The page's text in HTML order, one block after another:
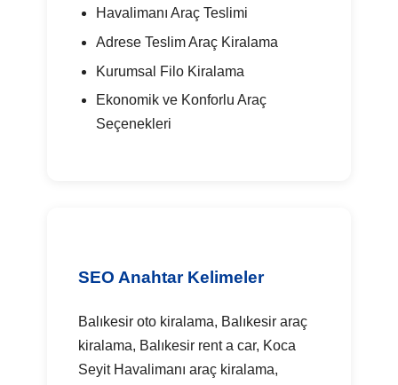
Havalimanı Araç Teslimi
Adrese Teslim Araç Kiralama
Kurumsal Filo Kiralama
Ekonomik ve Konforlu Araç
Seçenekleri
SEO Anahtar Kelimeler
Balıkesir oto kiralama, Balıkesir araç
kiralama, Balıkesir rent a car, Koca
Seyit Havalimanı araç kiralama,